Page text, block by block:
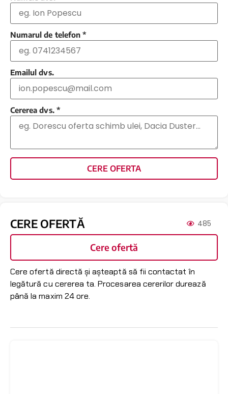
Numarul de telefon *
Emailul dvs.
Cererea dvs. *
CERE OFERTA
CERE OFERTĂ 485
Cere ofertă
Cere ofertă directă și așteaptă să fii contactat în
legătură cu cererea ta. Procesarea cererilor durează
până la maxim 24 ore.